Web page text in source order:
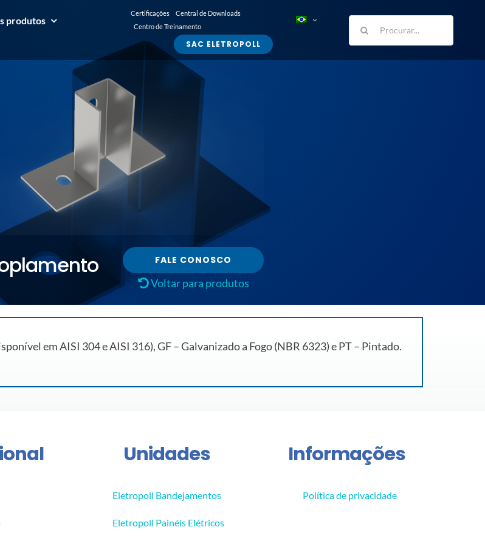
produtos
Certificações
Central de Downloads
Centro de Treinamento
SAC ELETROPOLL
Buscar
resultados
para:
FALE CONOSCO
Voltar para produtos
em AISI 304 e AISI 316), GF – Galvanizado a Fogo (NBR 6323) e PT – Pintado.
Unidades
Eletropoll Bandejamentos
Eletropoll Painéis Elétricos
Informações
Política de privacidade